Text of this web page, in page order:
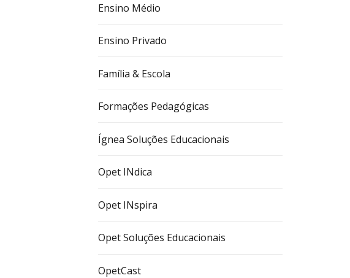
Ensino Médio
Ensino Privado
Família & Escola
Formações Pedagógicas
Ígnea Soluções Educacionais
Opet INdica
Opet INspira
Opet Soluções Educacionais
OpetCast